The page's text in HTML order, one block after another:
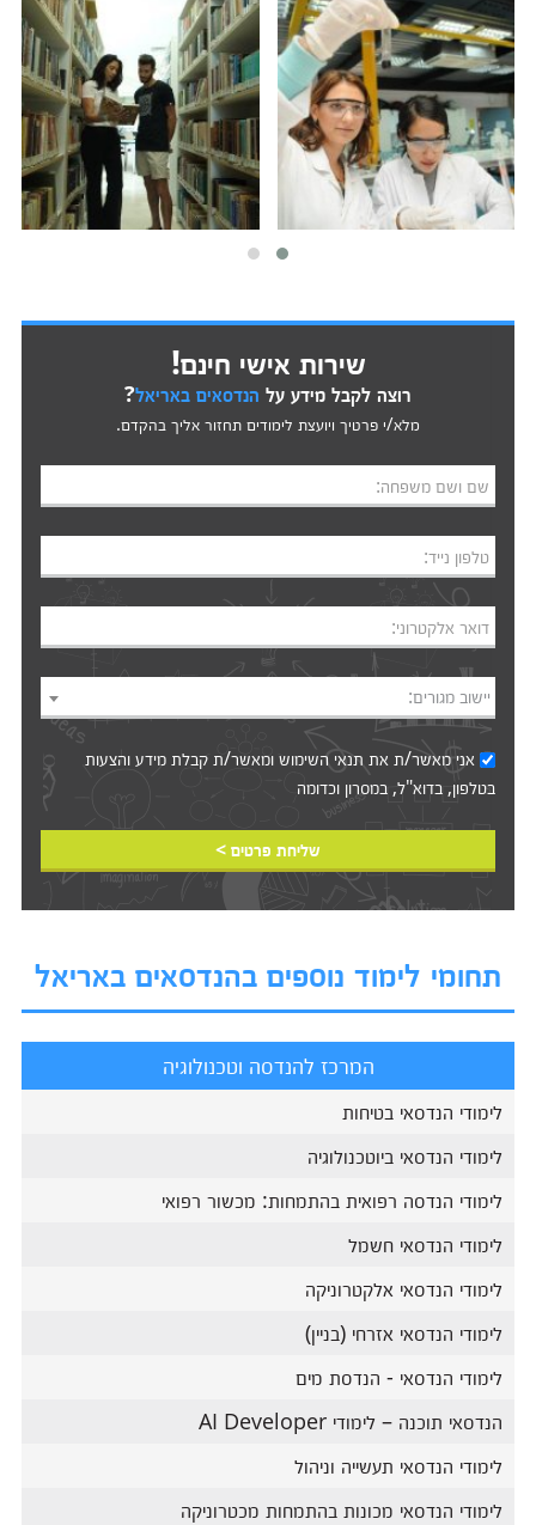
שירות אישי חינם!
רוצה לקבל מידע על הנדסאים באריאל?
מלא/י פרטיך ויועצת לימודים תחזור אליך בהקדם.
שם ושם משפחה:
טלפון נייד:
דואר אלקטרוני:
יישוב מגורים:
אני מאשר/ת אתתנאי השימושומאשר/ת קבלת מידע והצעות
בטלפון, בדוא"ל, במסרון וכדומה‎‎
שליחת פרטים >
תחומי לימוד נוספים בהנדסאים באריאל
המרכז להנדסה וטכנולוגיה
לימודי הנדסאי בטיחות
לימודי הנדסאי ביוטכנולוגיה
לימודי הנדסה רפואית בהתמחות: מכשור רפואי
לימודי הנדסאי חשמל
לימודי הנדסאי אלקטרוניקה
לימודי הנדסאי אזרחי (בניין)
לימודי הנדסאי - הנדסת מים
הנדסאי תוכנה – לימודי AI Developer
לימודי הנדסאי תעשייה וניהול
לימודי הנדסאי מכונות בהתמחות מכטרוניקה